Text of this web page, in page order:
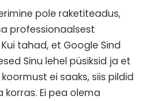
pole raketiteadus,
professionaalsest
tahad, et Google Sind
Sinu lehel püsiksid ja et
ei saaks, siis pildid
Ei pea olema